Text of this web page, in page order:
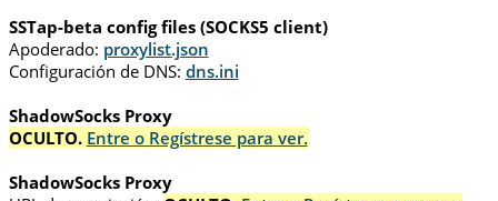
SSTap-beta config files (SOCKS5 client)
Apoderado: proxylist.json
Configuración de DNS: dns.ini
ShadowSocks Proxy
OCULTO. Entre o Regístrese para ver.
ShadowSocks Proxy